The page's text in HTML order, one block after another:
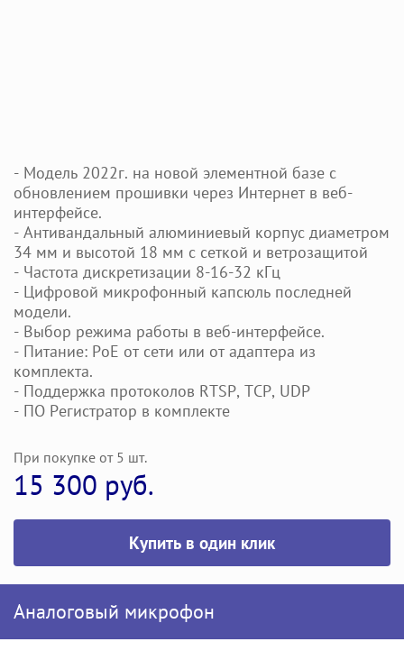
- Модель 2022г. на новой элементной базе с
обновлением прошивки через Интернет в веб-
интерфейсе.
- Антивандальный алюминиевый корпус диаметром
34 мм и высотой 18 мм с сеткой и ветрозащитой
- Частота дискретизации 8-16-32 кГц
- Цифровой микрофонный капсюль последней
модели.
- Выбор режима работы в веб-интерфейсе.
- Питание: PoE от сети или от адаптера из
комплекта.
- Поддержка протоколов RTSP, TCP, UDP
- ПО Регистратор в комплекте
При покупке от 5 шт.
15 300 руб.
Купить в один клик
Аналоговый микрофон